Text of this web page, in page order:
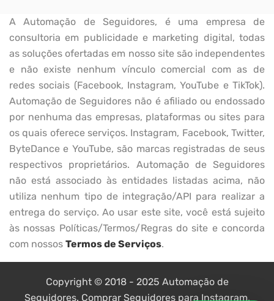
A Automação de Seguidores, é uma empresa de
consultoria em publicidade e marketing digital, todas
as soluções ofertadas em nosso site são independentes
e não existe nenhum vínculo comercial com as de
redes sociais (Facebook, Instagram, YouTube e TikTok).
Automação de Seguidores não é afiliado ou endossado
por nenhuma das empresas, plataformas ou sites para
os quais oferece serviços. Instagram, Facebook, Twitter,
ByteDance e YouTube, são marcas registradas de seus
respectivos proprietários. Automação de Seguidores
não está associado às entidades listadas acima, não
utiliza nenhum tipo de integração/API para realizar a
entrega do serviço. Ao usar este site, você está sujeito
às nossas Políticas/Termos/Regras do site e concorda
com nossos Termos de Serviços.
Copyright © 2018 - 2025 Automação de
Seguidores. Comprar Seguidores para Instagram,